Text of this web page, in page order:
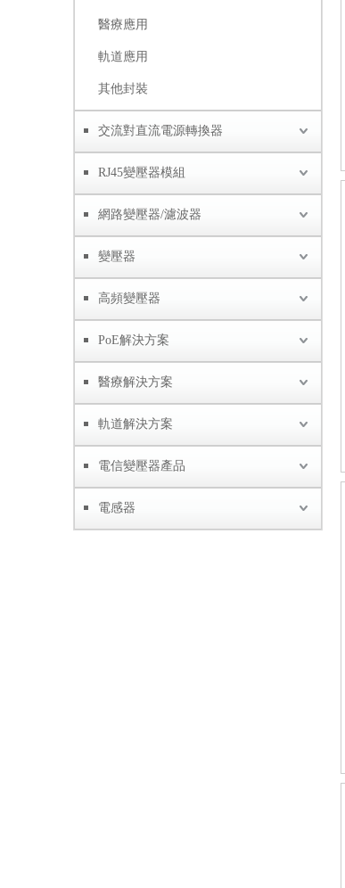
醫療應用
軌道應用
其他封裝
交流對直流電源轉換器
RJ45變壓器模組
網路變壓器/濾波器
變壓器
高頻變壓器
PoE解決方案
醫療解決方案
軌道解決方案
電信變壓器產品
電感器